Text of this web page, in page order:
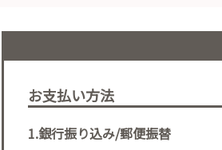
お支払い方法
1.銀行振り込み/郵便振替